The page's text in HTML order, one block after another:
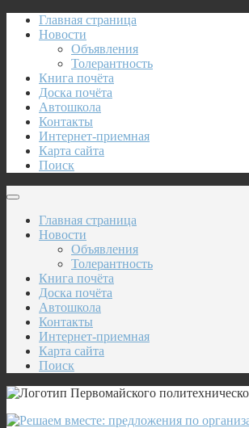
Главная страница
Новости
Объявления
Толерантность
Книга почёта
Доска почёта
Автошкола
Контакты
Интернет-приемная
Карта сайта
Поиск
Главная страница
Новости
Объявления
Толерантность
Книга почёта
Доска почёта
Автошкола
Контакты
Интернет-приемная
Карта сайта
Поиск